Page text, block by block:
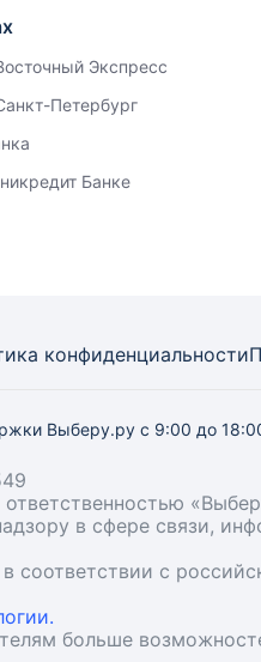
Экспресс
Петербург
Банке
конфиденциальности
Выберу.ру с 9:00 до
ответственностью
в сфере связи,
соответствии с
больше